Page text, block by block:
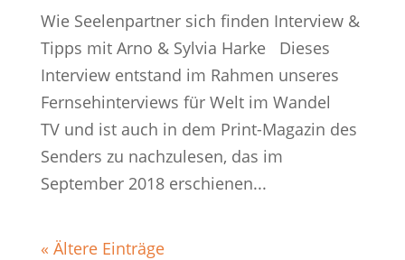
Wie Seelenpartner sich finden Interview &
Tipps mit Arno & Sylvia Harke Dieses
Interview entstand im Rahmen unseres
Fernsehinterviews für Welt im Wandel
TV und ist auch in dem Print-Magazin des
Senders zu nachzulesen, das im
September 2018 erschienen...
« Ältere Einträge